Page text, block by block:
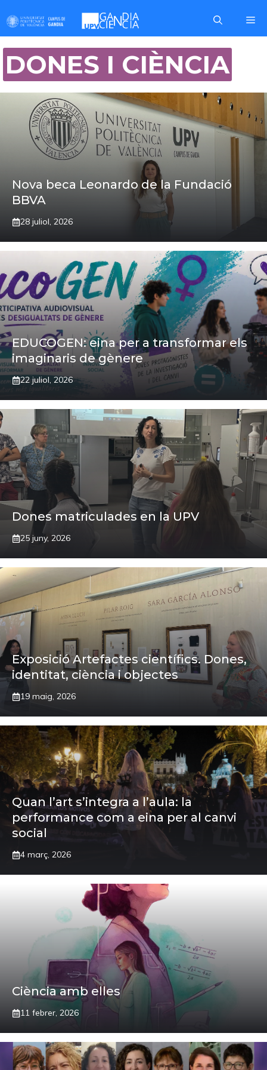
to
content
DONES I CIÈNCIA
Nova beca Leonardo de la Fundació
BBVA
28 juliol, 2026
EDUCOGEN: eina per a transformar els
imaginaris de gènere
22 juliol, 2026
Dones matriculades en la UPV
25 juny, 2026
Exposició Artefactes científics. Dones,
identitat, ciència i objectes
19 maig, 2026
Quan l’art s’integra a l’aula: la
performance com a eina per al canvi
social
4 març, 2026
Ciència amb elles
11 febrer, 2026